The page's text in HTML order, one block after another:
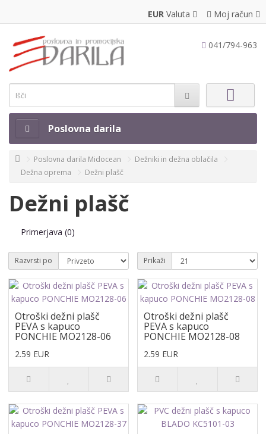
EUR Valuta Moj račun
041/794-963
Poslovna darila
Poslovna darila Midocean
Dežniki in dežna oblačila
Dežna oprema
Dežni plašč
Dežni plašč
Primerjava (0)
Razvrsti po Prikaži
Otroški dežni plašč
PEVA s kapuco
PONCHIE MO2128-06
2.59 EUR
Otroški dežni plašč
PEVA s kapuco
PONCHIE MO2128-08
2.59 EUR